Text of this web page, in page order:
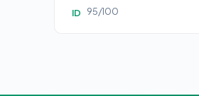
ID 95/100